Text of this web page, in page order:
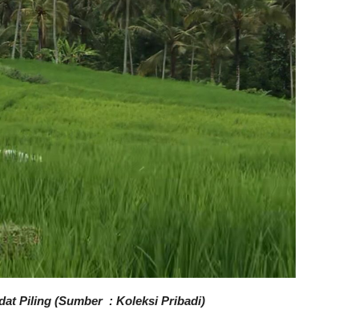
Piling (Sumber : Koleksi Pribadi)